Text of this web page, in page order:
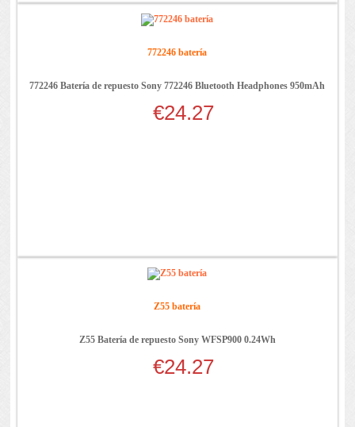
772246 batería
772246 Batería de repuesto Sony 772246 Bluetooth Headphones 950mAh
€24.27
Z55 batería
Z55 Batería de repuesto Sony WFSP900 0.24Wh
€24.27